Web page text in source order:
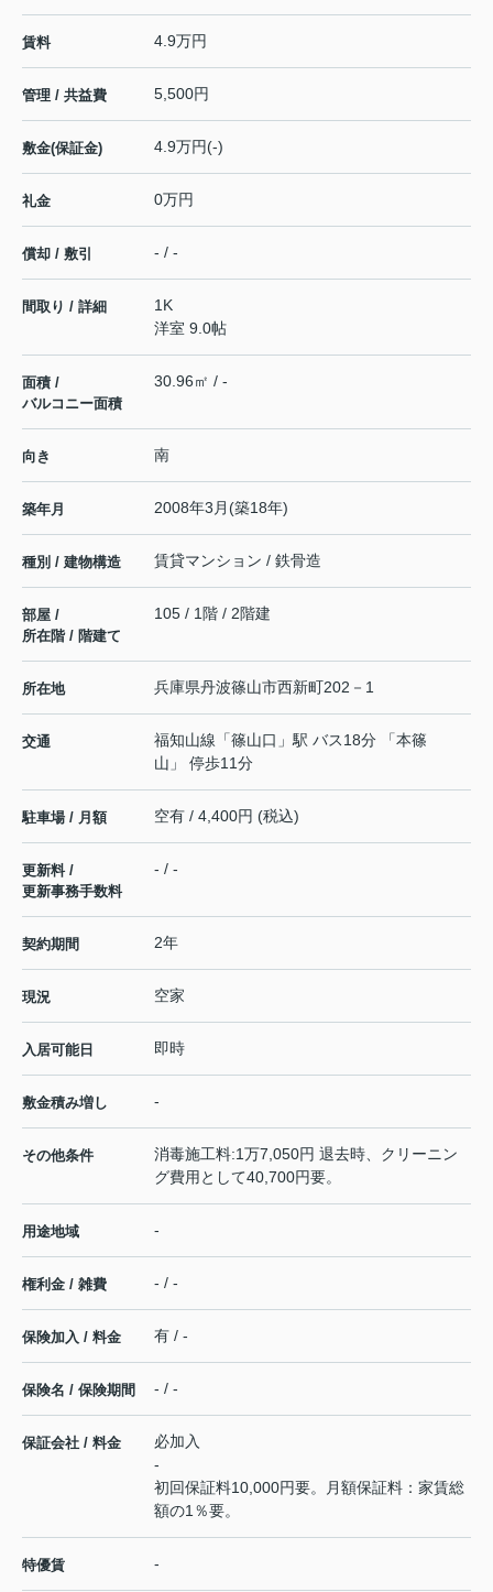
賃料 4.9万円
管理 / 共益費 5,500円
敷金(保証金) 4.9万円(-)
礼金 0万円
償却 / 敷引 - / -
間取り / 詳細
1K
洋室 9.0帖
面積 /
バルコニー面積
30.96㎡ / -
向き 南
築年月 2008年3月(築18年)
種別 / 建物構造 賃貸マンション / 鉄骨造
部屋 /
所在階 / 階建て
105 / 1階 / 2階建
所在地 兵庫県丹波篠山市西新町202－1
交通 福知山線 「篠山口 」駅 バス18分 「本篠
山」 停歩11分
駐車場 / 月額 空有 / 4,400円 (税込)
更新料 /
更新事務手数料
- / -
契約期間 2年
現況 空家
入居可能日 即時
敷金積み増し -
その他条件
消毒施工料:1万7,050円 退去時、クリーニン
グ費用として40,700円要。
用途地域 -
権利金 / 雑費 - / -
保険加入 / 料金 有 / -
保険名 / 保険期間 - / -
保証会社 / 料金
必加入
-
初回保証料10,000円要。月額保証料：家賃総
額の1％要。
特優賃 -